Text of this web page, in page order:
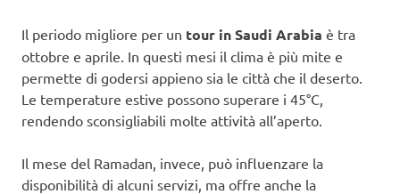
Il periodo migliore per un tour in Saudi Arabia è tra
ottobre e aprile. In questi mesi il clima è più mite e
permette di godersi appieno sia le città che il deserto.
Le temperature estive possono superare i 45°C,
rendendo sconsigliabili molte attività all’aperto.
Il mese del Ramadan, invece, può influenzare la
disponibilità di alcuni servizi, ma offre anche la